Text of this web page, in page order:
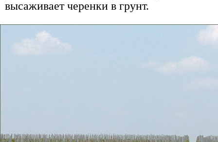
высаживает черенки в грунт.